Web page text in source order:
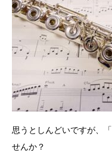
思うとしんどいですが、「
せんか？